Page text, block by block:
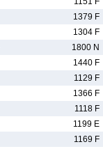
1379 F
1304 F
1800 N
1440 F
1129 F
1366 F
1118 F
1199 E
1169 F